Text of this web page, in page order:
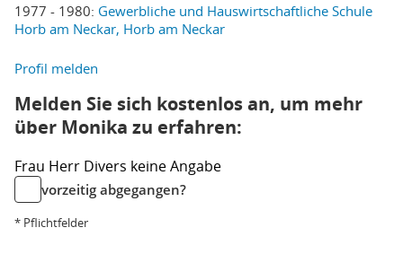
1977 - 1980: Gewerbliche und Hauswirtschaftliche Schule
Horb am Neckar, Horb am Neckar
Profil melden
Melden Sie sich kostenlos an, um mehr
über Monika zu erfahren:
Frau Herr Divers keine Angabe
vorzeitig abgegangen?
* Pflichtfelder